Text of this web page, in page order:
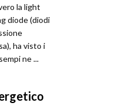
la light
diode (diodi
ha visto i
ne ...